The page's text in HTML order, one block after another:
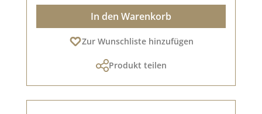
In den Warenkorb
Zur Wunschliste hinzufügen
Produkt teilen